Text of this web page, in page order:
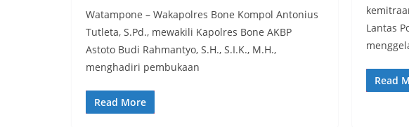
Watampone – Wakapolres Bone Kompol Antonius
Tutleta, S.Pd., mewakili Kapolres Bone AKBP
Astoto Budi Rahmantyo, S.H., S.I.K., M.H.,
menghadiri pembukaan
Read More
Lantas
Read